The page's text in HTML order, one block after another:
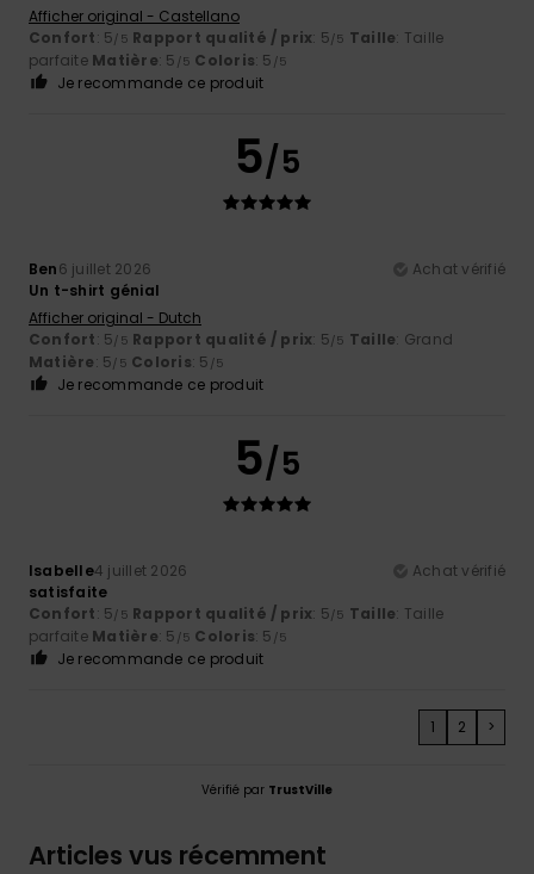
Afficher original - Castellano
Confort: 5/5 Rapport qualité / prix: 5/5 Taille: Taille
parfaite Matière: 5 /5 Coloris: 5 /5
Je recommande ce produit
5/5
Ben6 juillet 2026
Achat vérifié
Un t-shirt génial
Afficher original - Dutch
Confort: 5/5 Rapport qualité / prix: 5/5 Taille: Grand
Matière: 5/5 Coloris: 5 /5
Je recommande ce produit
5/5
Isabelle4 juillet 2026
Achat vérifié
satisfaite
Confort: 5/5 Rapport qualité / prix: 5/5 Taille: Taille
parfaite Matière: 5 /5 Coloris: 5 /5
Je recommande ce produit
1 2 >
Vérifié par TrustVille
Articles vus récemment